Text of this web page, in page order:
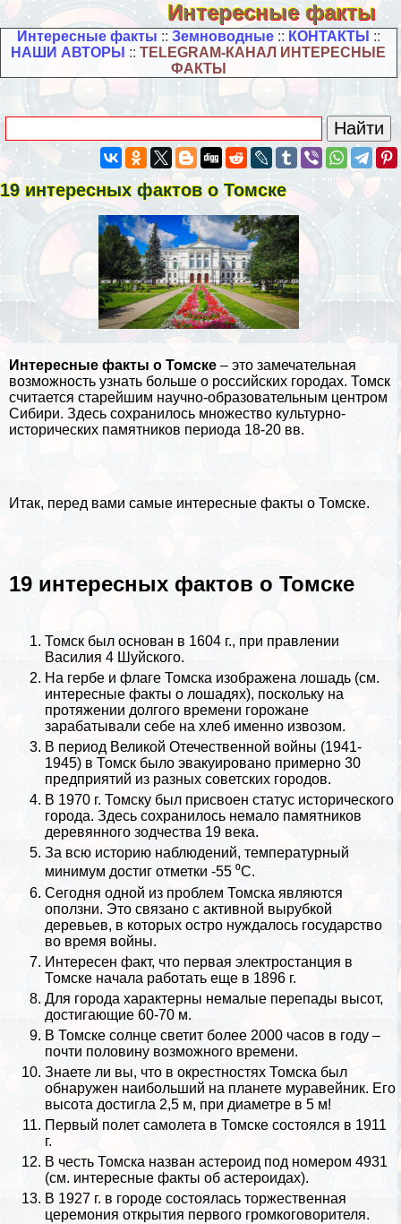
Интересные факты
Интересные факты :: Земноводные:: КОНТАКТЫ ::
НАШИ АВТОРЫ ::TELEGRAM-КАНАЛ ИНТЕРЕСНЫЕ
ФАКТЫ
19 интересных фактов о Томске
Интересные факты о Томске – это замечательная
возможность узнать больше о российских городах. Томск
считается старейшим научно-образовательным центром
Сибири. Здесь сохранилось множество культурно-
исторических памятников периода 18-20 вв.
Итак, перед вами самые интересные факты о Томске.
19 интересных фактов о Томске
Томск был основан в 1604 г., при правлении
Василия 4 Шуйского.
На гербе и флаге Томска изображена лошадь (см.
интересные факты о лошадях), поскольку на
протяжении долгого времени горожане
заpaбатывали себе на хлеб именно извозом.
В период Великой Отечественной войны (1941-
1945) в Томск было эвакуировано примерно 30
предприятий из разных советских городов.
В 1970 г. Томску был присвоен статус исторического
города. Здесь сохранилось немало памятников
деревянного зодчества 19 века.
За всю историю наблюдений, температурный
минимум достиг отметки -55 ⁰С.
Сегодня одной из проблем Томска являются
оползни. Это связано с активной вырубкой
деревьев, в которых остро нуждалось государство
во время войны.
Интересен факт, что первая электростанция в
Томске начала работать еще в 1896 г.
Для города хаpaктерны немалые перепады высот,
достигающие 60-70 м.
В Томске солнце светит более 2000 часов в году –
почти половину возможного времени.
Знаете ли вы, что в окрестностях Томска был
обнаружен наибольший на планете муравейник. Его
высота достигла 2,5 м, при диаметре в 5 м!
Первый полет самолета в Томске состоялся в 1911
г.
В честь Томска назван астероид под номером 4931
(см. интересные факты об астероидах).
В 1927 г. в городе состоялась торжественная
церемония открытия первого громкоговорителя.